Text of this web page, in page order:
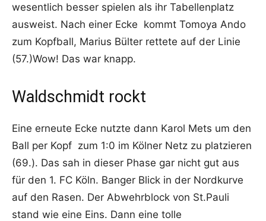
wesentlich besser spielen als ihr Tabellenplatz
ausweist. Nach einer Ecke kommt Tomoya Ando
zum Kopfball, Marius Bülter rettete auf der Linie
(57.)Wow! Das war knapp.
Waldschmidt rockt
Eine erneute Ecke nutzte dann Karol Mets um den
Ball per Kopf zum 1:0 im Kölner Netz zu platzieren
(69.). Das sah in dieser Phase gar nicht gut aus
für den 1. FC Köln. Banger Blick in der Nordkurve
auf den Rasen. Der Abwehrblock von St.Pauli
stand wie eine Eins. Dann eine tolle